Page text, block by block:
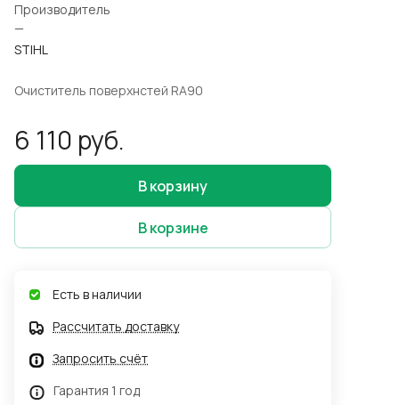
Производитель
—
STIHL
Очиститель поверхнстей RA90
6 110 руб.
В корзину
В корзине
Есть в наличии
Рассчитать доставку
Запросить счёт
Гарантия 1 год